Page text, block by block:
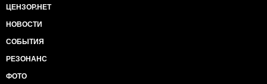
десятках країн.
ЦЕНЗОР.НЕТ
НОВОСТИ
СОБЫТИЯ
РЕЗОНАНС
ФОТО